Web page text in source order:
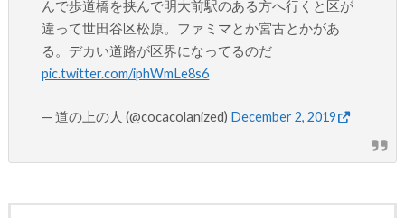
んで歩道橋を挟んで明大前駅のある方へ行くと区が
違って世田谷区松原。ファミマとか宮古とかがあ
る。デカい道路が区界になってるのだ
pic.twitter.com/iphWmLe8s6
— 道の上の人 (@cocacolanized) December 2, 2019